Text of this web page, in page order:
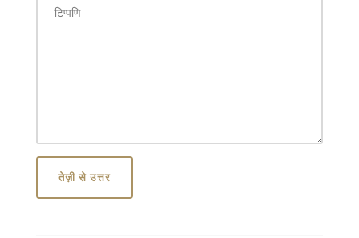
तेज़ी से उत्तर